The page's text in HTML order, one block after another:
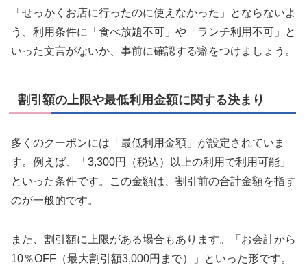
「せっかくお店に行ったのに使えなかった」とならないよ
う、利用条件に「食べ放題不可」や「ランチ利用不可」と
いった文言がないか、事前に確認する癖をつけましょう。
割引額の上限や最低利用金額に関する決まり
多くのクーポンには「最低利用金額」が設定されていま
す。例えば、「3,300円（税込）以上の利用で利用可能」
といった条件です。この金額は、割引前の合計金額を指す
のが一般的です。
また、割引額に上限がある場合もあります。「お会計から
10％OFF（最大割引額3,000円まで）」といった形です。